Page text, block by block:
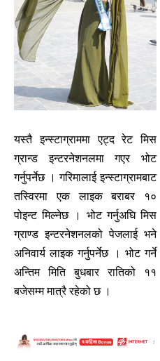
यस्तै इन्स्टाग्राममा एट्द रेट मिस
ग्रान्ड इन्टरनेशनलमा गएर भोट
गर्नुपर्नेछ । गरिमालाई इन्स्टाग्रामबाट
तस्विरमा एक लाइक बराबर १०
पोइन्ट मिल्नेछ । भोट गर्नुअघि मिस
ग्राण्ड इन्टरनेशनलको पेजलाई भने
अनिवार्य लाइक गर्नुपर्नेछ । भोट गर्ने
अन्तिम मिति बुधबार रातिको ११
बजेसम्म मात्रै रहेको छ ।